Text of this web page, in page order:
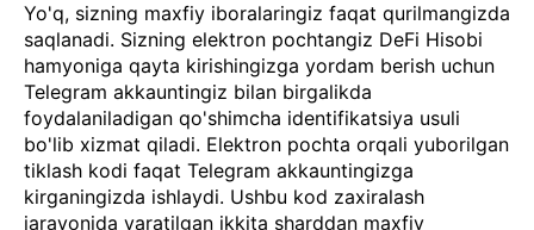
Yo'q, sizning maxfiy iboralaringiz faqat qurilmangizda
saqlanadi. Sizning elektron pochtangiz DeFi Hisobi
hamyoniga qayta kirishingizga yordam berish uchun
Telegram akkauntingiz bilan birgalikda
foydalaniladigan qo'shimcha identifikatsiya usuli
bo'lib xizmat qiladi. Elektron pochta orqali yuborilgan
tiklash kodi faqat Telegram akkauntingizga
kirganingizda ishlaydi. Ushbu kod zaxiralash
jarayonida yaratilgan ikkita sharddan maxfiy